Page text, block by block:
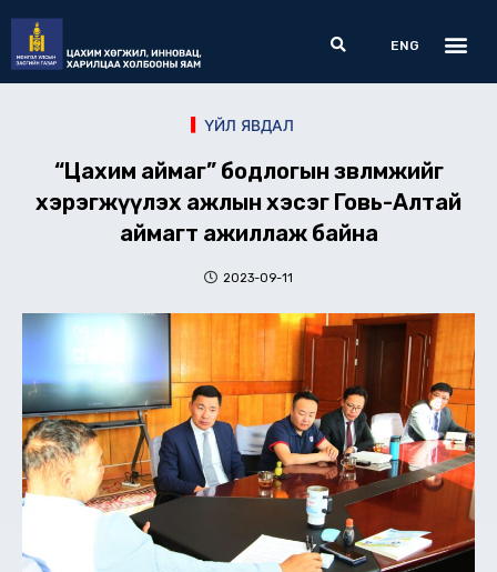
content
Search
ENG
ҮЙЛ ЯВДАЛ
“Цахим аймаг” бодлогын зөвлөмжийг
хэрэгжүүлэх ажлын хэсэг Говь-Алтай
аймагт ажиллаж байна
2023-09-11